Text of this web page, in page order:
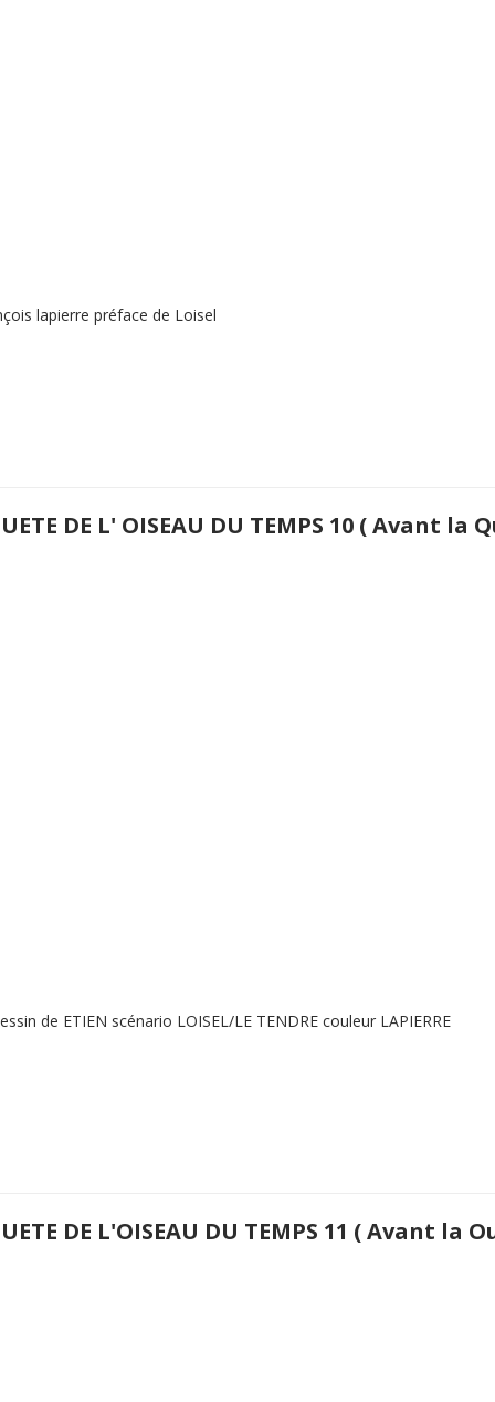
lapierre préface de Loisel
DE L' OISEAU DU TEMPS 10 ( Avant la
de ETIEN scénario LOISEL/LE TENDRE couleur LAPIERRE
DE L'OISEAU DU TEMPS 11 ( Avant la